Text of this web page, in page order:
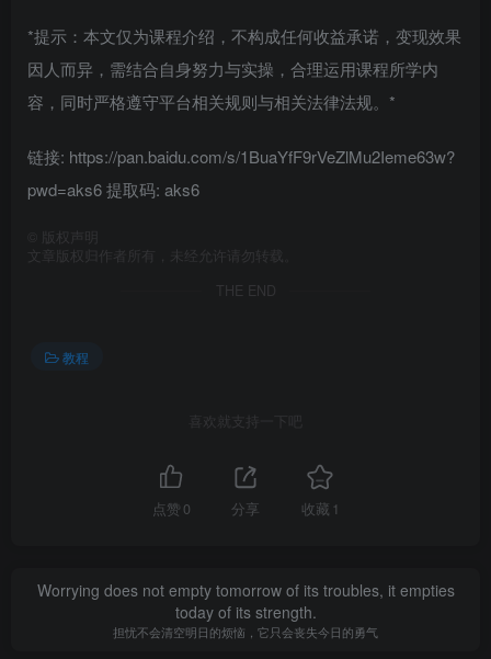
*提示：本文仅为课程介绍，不构成任何收益承诺，变现效果
因人而异，需结合自身努力与实操，合理运用课程所学内
容，同时严格遵守平台相关规则与相关法律法规。*
链接: https://pan.baidu.com/s/1BuaYfF9rVeZlMu2Ieme63w?
pwd=aks6 提取码: aks6
版权声明
文章版权归作者所有，未经允许请勿转载。
THE END
教程
喜欢就支持一下吧
点赞 0 分享 收藏 1
Worrying does not empty tomorrow of its troubles, it empties
today of its strength.
担忧不会清空明日的烦恼，它只会丧失今日的勇气